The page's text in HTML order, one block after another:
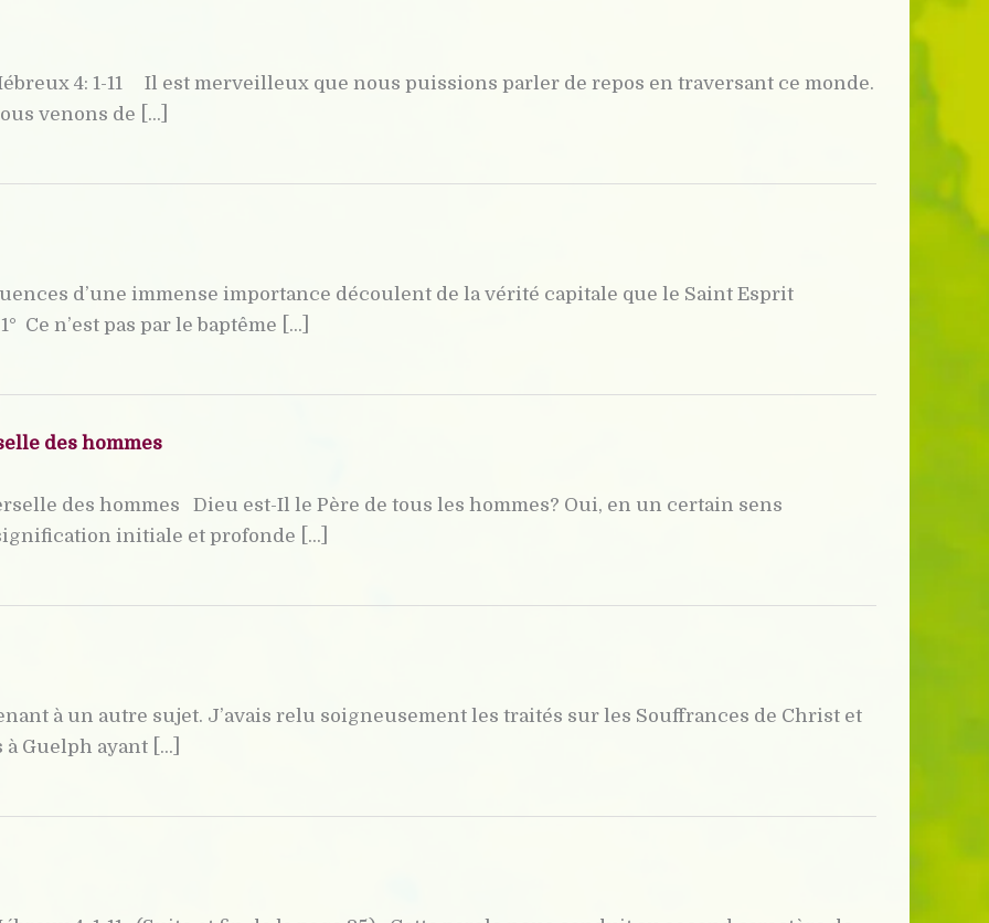
4: 1-11 Il est merveilleux que nous puissions parler de repos en traversant ce monde.
venons de [...]
d’une immense importance découlent de la vérité capitale que le Saint Esprit
Ce n’est pas par le baptême [...]
des hommes
des hommes Dieu est-Il le Père de tous les hommes? Oui, en un certain sens
initiale et profonde [...]
à un autre sujet. J’avais relu soigneusement les traités sur les Souffrances de Christ et
Guelph ayant [...]